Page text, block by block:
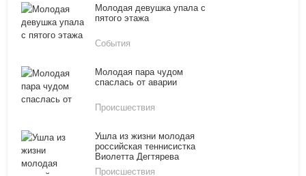
Молодая девушка упала с
пятого этажа
События
Молодая пара чудом
спаслась от аварии
Происшествия
Ушла из жизни молодая
российская теннисистка
Виолетта Дегтярева
Происшествия